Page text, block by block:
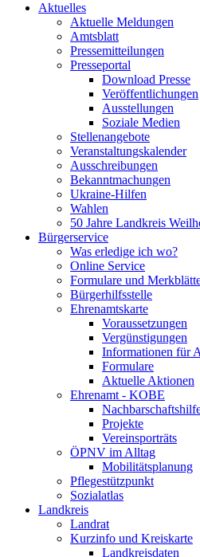
Aktuelles
Aktuelle Meldungen
Amtsblatt
Pressemitteilungen
Presseportal
Download Presse
Veröffentlichungen
Ausstellungen
Soziale Medien
Stellenangebote
Veranstaltungskalender
Ausschreibungen
Bekanntmachungen
Ukraine-Hilfen
Wahlen
50 Jahre Landkreis
Bürgerservice
Was erledige ich wo?
Online Service
Formulare und
Bürgerhilfsstelle
Ehrenamtskarte
Voraussetzungen
Vergünstigungen
Informationen für
Formulare
Aktuelle Aktionen
Ehrenamt - KOBE
Projekte
Vereinsporträts
ÖPNV im Alltag
Mobilitätsplanung
Pflegestützpunkt
Sozialatlas
Landkreis
Landrat
Kurzinfo und Kreiskarte
Landkreisdaten